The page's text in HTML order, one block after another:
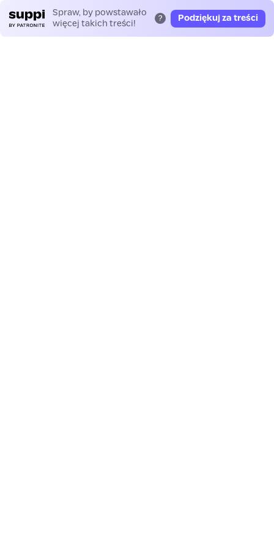
Spraw, by powstawało
więcej takich treści!
? Podziękuj za treści